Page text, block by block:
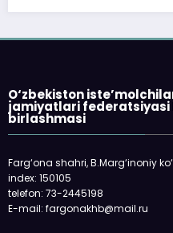
jamiyatlari federatsiyasi
birlashmasi
index: 150105
telefon: 73-2445198
E-mail: fargonakhb@mail.ru